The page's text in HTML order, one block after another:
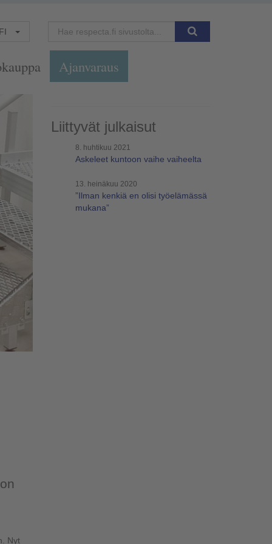
FI
Ajanvaraus
Nyt
Liittyvät julkaisut
8. huhtikuu 2021
Askeleet kuntoon vaihe vaiheelta
13. heinäkuu 2020
”Ilman kenkiä en olisi työelämässä
mukana”